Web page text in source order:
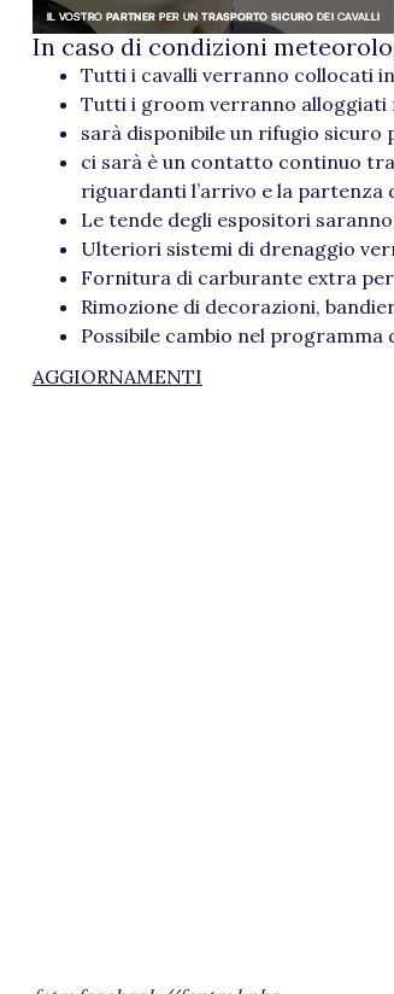
In caso di condizioni
Tutti i cavalli verranno collocati
Tutti i groom verranno alloggiati
sarà disponibile un rifugio
ci sarà è un contatto continuo
riguardanti l’arrivo e la partenza
Le tende degli espositori
Ulteriori sistemi di drenaggio
Fornitura di carburante extra
Rimozione di decorazioni,
Possibile cambio nel programma
AGGIORNAMENTI